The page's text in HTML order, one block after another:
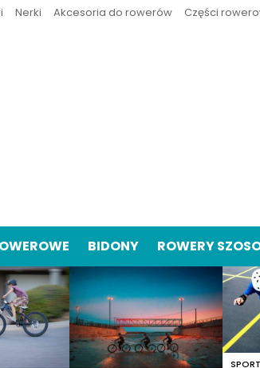
Nerki Akcesoria do rowerów Części
BIDONY ROWERY